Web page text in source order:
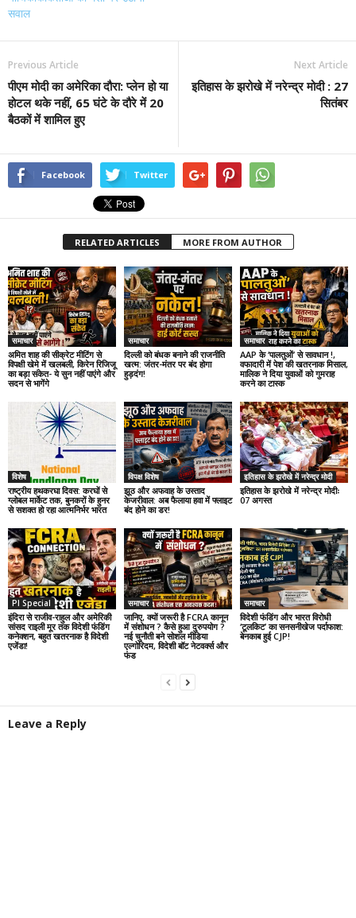
सवाल
Previous Article
पीएम मोदी का अमेरिका दौरा: प्लेन हो या
होटल थके नहीं, 65 घंटे के दौरे में 20
बैठकों में शामिल हुए
Next Article
इतिहास के झरोखे में नरेन्द्र मोदी : 27
सितंबर
Facebook Twitter
RELATED ARTICLES MORE FROM AUTHOR
समाचार
अमित शाह की सीक्रेट मीटिंग से
विपक्षी खेमे में खलबली, किरेन रिजिजू
का बड़ा संकेत- ये सुन नहीं पाएंगे और
सदन से भागेंगे
समाचार
दिल्ली को बंधक बनाने की राजनीति
खत्म: जंतर-मंतर पर बंद होगा
हुड़दंग!
समाचार
AAP के ‘पालतुओं’ से सावधान !,
वफादारी में पेश की खतरनाक मिसाल,
मालिक ने दिया युवाओं को गुमराह
करने का टास्क
विशेष
राष्ट्रीय हथकरघा दिवस: करघों से
ग्लोबल मार्केट तक, बुनकरों के हुनर
से सशक्त हो रहा आत्मनिर्भर भारत
विपक्ष विशेष
झूठ और अफवाह के उस्ताद
केजरीवाल: अब फैलाया हवा में फ्लाइट
बंद होने का डर!
इतिहास के झरोखे में नरेन्द्र मोदी
इतिहास के झरोखे में नरेन्द्र मोदीः
07 अगस्त
PI Special
इंदिरा से राजीव-राहुल और अमेरिकी
सांसद राइली मूर तक विदेशी फंडिंग
कनेक्शन, बहुत खतरनाक है विदेशी
एजेंडा!
समाचार
जानिए, क्यों जरूरी है FCRA कानून
में संशोधन ? कैसे हुआ दुरुपयोग ?
नई चुनौती बने सोशल मीडिया
एल्गोरिदम, विदेशी बॉट नेटवर्क्स और
फंड
समाचार
विदेशी फंडिंग और भारत विरोधी
‘टूलकिट’ का सनसनीखेज पर्दाफाश:
बेनकाब हुई CJP!
Leave a Reply